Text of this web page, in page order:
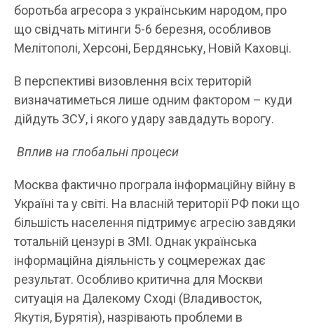
боротьба агресора з українським народом, про
що свідчать мітинги 5-6 березня, особливов
Мелітополі, Херсоні, Бердянську, Новій Каховці.
В перспективі визовлення всіх територій
визначатиметься лише одним фактором – куди
дійдуть ЗСУ, і якого удару завдадуть ворогу.
Вплив на глобальні процеси
Москва фактично програла інформаційну війну в
Україні та у світі. На власній території РФ поки що
більшість населення підтримує агресію завдяки
тотальній цензурі в ЗМІ. Однак українська
інформаційна діяльність у соцмережах дає
результат. Особливо критична для Москви
ситуація на Далекому Сході (Владивосток,
Якутія, Бурятія), назрівають проблеми в